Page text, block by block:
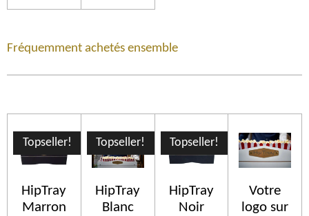
Fréquemment achetés ensemble
Topseller!
HipTray
Marron
Topseller!
HipTray
Blanc
Topseller!
HipTray
Noir
Votre
logo sur